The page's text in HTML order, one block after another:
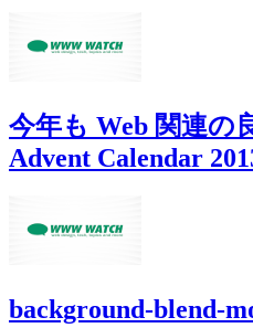
今年も Web 関連の
Advent Calendar
background-blend-